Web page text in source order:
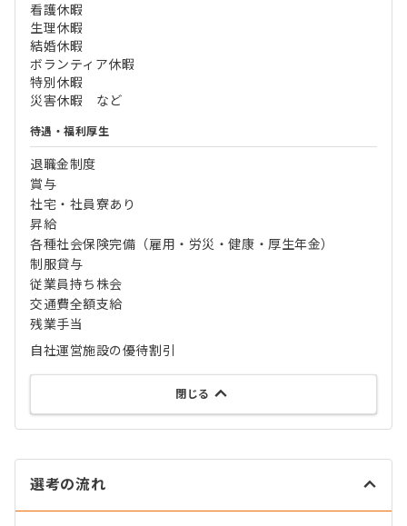
看護休暇
生理休暇
結婚休暇
ボランティア休暇
特別休暇
災害休暇 など
待遇・福利厚生
退職金制度
賞与
社宅・社員寮あり
昇給
各種社会保険完備（雇用・労災・健康・厚生年金）
制服貸与
従業員持ち株会
交通費全額支給
残業手当
自社運営施設の優待割引
閉じる
選考の流れ